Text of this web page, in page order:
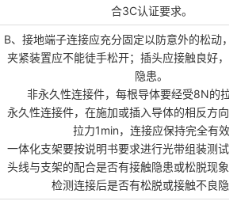
合3C认证要求。
B、接地端子连接应充分固定以防意外的松动，
夹紧装置应不能徒手松开；插头应接触良好，
隐患。
非永久性连接件，每根导体要经受8N的拉
永久性连接件，在施加或插入导体的相反方向
拉力1min，连接应保持完全有效
一体化支架要按说明书要求进行光带组装测试
头线与支架的配合是否有接触隐患或松脱现象
检测连接后是否有松脱或接触不良隐